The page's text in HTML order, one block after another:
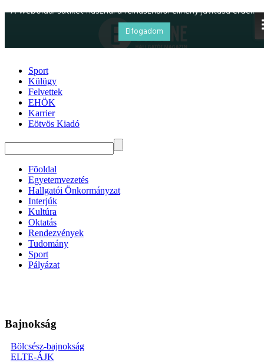
Sport
Külügy
Felvettek
EHÖK
Karrier
Eötvös Kiadó
Fõoldal
Egyetemvezetés
Hallgatói Önkormányzat
Interjúk
Kultúra
Oktatás
Rendezvények
Tudomány
Sport
Pályázat
Bajnokság
Bölcsész-bajnokság
ELTE-ÁJK